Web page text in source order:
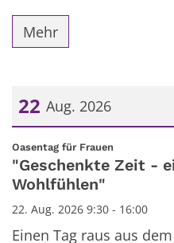
Mehr
22 Aug. 2026
Datum: 22. August 2026
Oasentag für Frauen
"Geschenkte Zeit -
Wohlfühlen"
22. Aug. 2026 9:30 - 16:00
Einen Tag raus aus